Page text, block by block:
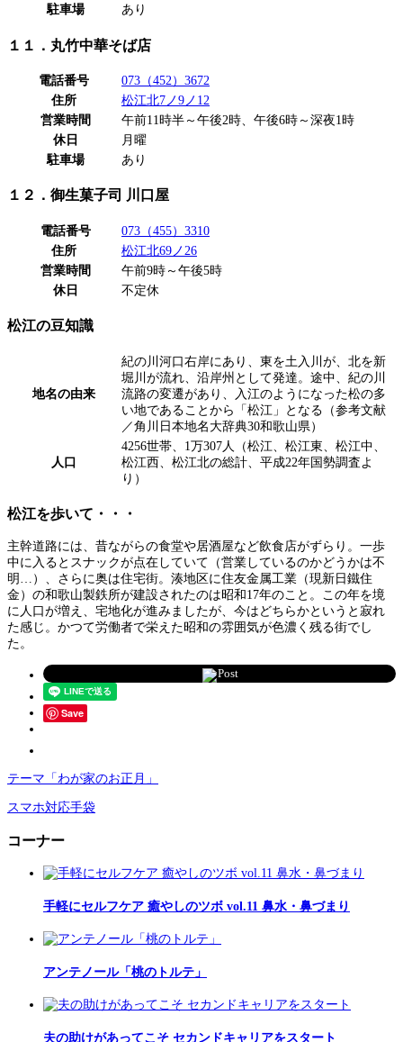
駐車場 あり
１１．丸竹中華そば店
電話番号
073（452）3672
住所
松江北7ノ9ノ12
営業時間
午前11時半～午後2時、午後6時～深夜1時
休日
月曜
駐車場
あり
１２．御生菓子司 川口屋
電話番号
073（455）3310
住所
松江北69ノ26
営業時間
午前9時～午後5時
休日
不定休
松江の豆知識
地名の由来
紀の川河口右岸にあり、東を土入川が、北を新
堀川が流れ、沿岸州として発達。途中、紀の川
流路の変遷があり、入江のようになった松の多
い地であることから「松江」となる（参考文献
／角川日本地名大辞典30和歌山県）
人口
4256世帯、1万307人（松江、松江東、松江中、
松江西、松江北の総計、平成22年国勢調査よ
り）
松江を歩いて・・・
主幹道路には、昔ながらの食堂や居酒屋など飲食店がずらり。一歩
中に入るとスナックが点在していて（営業しているのかどうかは不
明…）、さらに奥は住宅街。湊地区に住友金属工業（現新日鐵住
金）の和歌山製鉄所が建設されたのは昭和17年のこと。この年を境
に人口が増え、宅地化が進みましたが、今はどちらかというと寂れ
た感じ。かつて労働者で栄えた昭和の雰囲気が色濃く残る街でし
た。
Post
Save
テーマ「わが家のお正月」
スマホ対応手袋
コーナー
手軽にセルフケア 癒やしのツボ vol.11 鼻水・鼻づまり
アンテノール「桃のトルテ」
夫の助けがあってこそ セカンドキャリアをスタート